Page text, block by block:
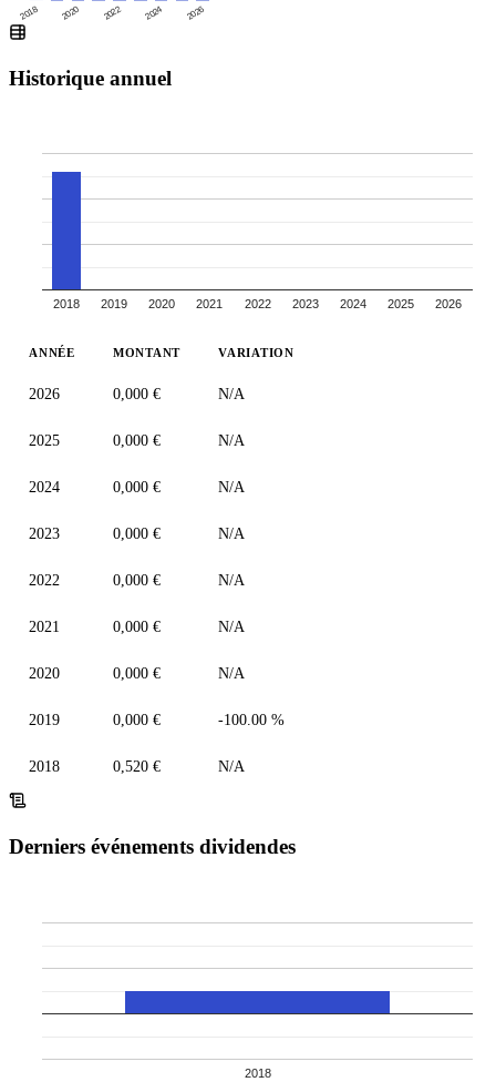
2018 2020 2022 2024 2026
Historique annuel
2018 2019 2020 2021 2022 2023 2024 2025 2026
ANNÉE MONTANT VARIATION
2026 0,000 € N/A
2025 0,000 € N/A
2024 0,000 € N/A
2023 0,000 € N/A
2022 0,000 € N/A
2021 0,000 € N/A
2020 0,000 € N/A
2019 0,000 € -100.00 %
2018 0,520 € N/A
Derniers événements dividendes
2018